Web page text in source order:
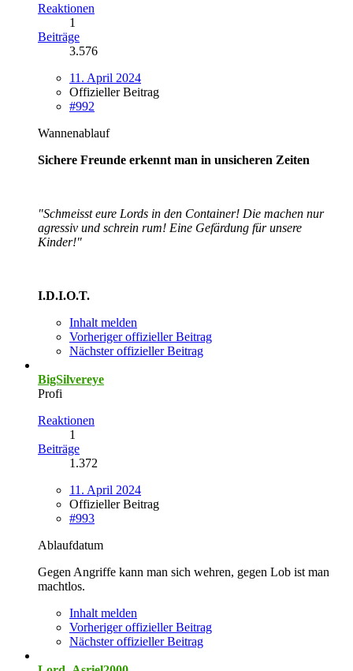
Reaktionen
1
Beiträge
3.576
11. April 2024
Offizieller Beitrag
#992
Wannenablauf
Sichere Freunde erkennt man in unsicheren Zeiten
"Schmeisst eure Lords in den Container! Die machen nur
agressiv und schrein rum! Eine Gefärdung für unsere
Kinder!"
I.D.I.O.T.
Inhalt melden
Vorheriger offizieller Beitrag
Nächster offizieller Beitrag
BigSilvereye
Profi
Reaktionen
1
Beiträge
1.372
11. April 2024
Offizieller Beitrag
#993
Ablaufdatum
Gegen Angriffe kann man sich wehren, gegen Lob ist man
machtlos.
Inhalt melden
Vorheriger offizieller Beitrag
Nächster offizieller Beitrag